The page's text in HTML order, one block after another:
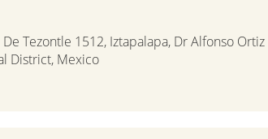
Tezontle 1512, Iztapalapa, Dr Alfonso Ortiz
District, Mexico